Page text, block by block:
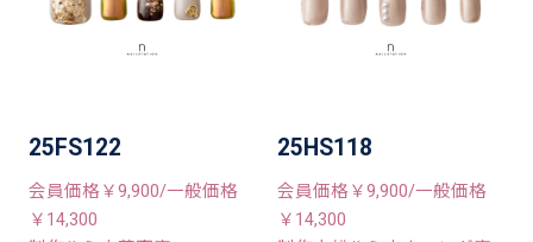
25FS122
会員価格￥9,900/一般価格
￥14,300
25HS118
会員価格￥9,900/一般価格
￥14,300